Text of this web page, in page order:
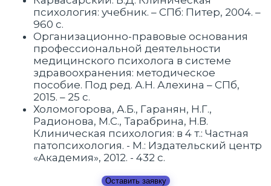
психология: учебник. – СПб: Питер, 2004. –
960 c.
Организационно-правовые основания
профессиональной деятельности
медицинского психолога в системе
здравоохранения: методическое
пособие. Под ред. А.Н. Алехина – СПб,
2015. – 25 с.
Холомогорова, А.Б., Гаранян, Н.Г.,
Радионова, М.C., Тарабрина, Н.В.
Клиническая психология: в 4 т.: Частная
патопсихология. - М.: Издательский центр
«Академия», 2012. - 432 с.
Оставить заявку